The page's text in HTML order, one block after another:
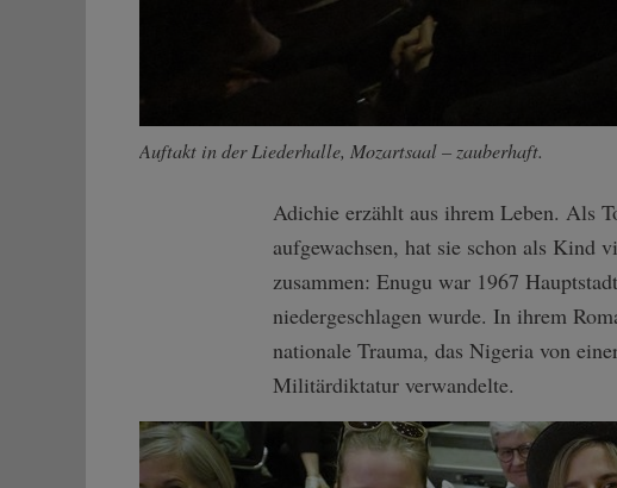
Auftakt in der Liederhalle, Mozartsaal – zauberhaft.
Adichie erzählt aus ihrem Leben. Als
aufgewachsen, hat sie schon als Kind
zusammen: Enugu war 1967
niedergeschlagen wurde. In ihrem
nationale Trauma, das Nigeria von
Militärdiktatur verwandelte.